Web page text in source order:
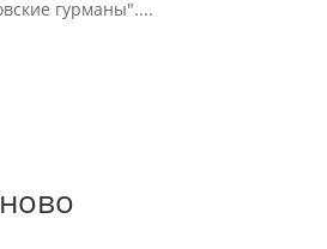
гурманы"....